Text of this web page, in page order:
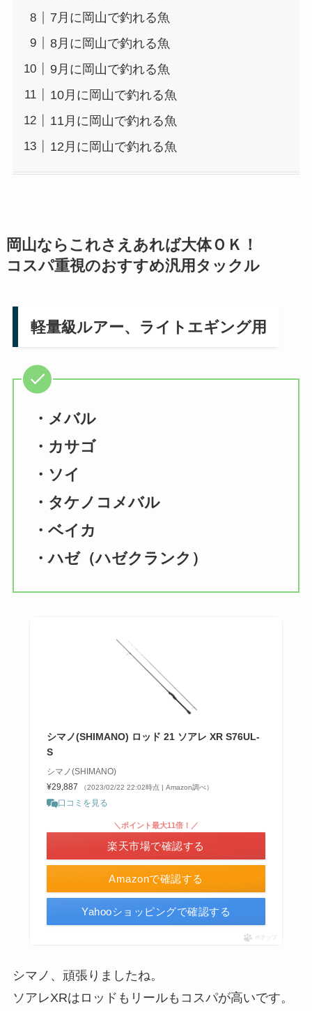
7月に岡山で釣れる魚
8月に岡山で釣れる魚
9月に岡山で釣れる魚
10月に岡山で釣れる魚
11月に岡山で釣れる魚
12月に岡山で釣れる魚
岡山ならこれさえあれば大体ＯＫ！
コスパ重視のおすすめ汎用タックル
軽量級ルアー、ライトエギング用
・メバル
・カサゴ
・ソイ
・タケノコメバル
・ベイカ
・ハゼ（ハゼクランク）
シマノ(SHIMANO) ロッド 21 ソアレ XR S76UL-
S
シマノ(SHIMANO)
¥29,887
（2023/02/22 22:02時点 | Amazon調べ）
口コミを見る
Amazonで確認する
＼ポイント最大11倍！／
楽天市場で確認する
Yahooショッピングで確認する
ポチップ
シマノ、頑張りましたね。
ソアレXRはロッドもリールもコスパが高いです。